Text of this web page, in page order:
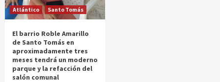
Atlántico Santo Tomás
El barrio Roble Amarillo
de Santo Tomás en
aproximadamente tres
meses tendrá un moderno
parque y la refacción del
salón comunal